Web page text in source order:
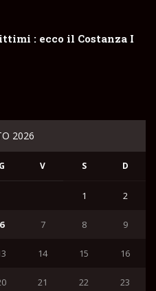
: ecco il Costanza I
2026
G V S D
1 2
6 7 8 9
14 15 16
21 22 23